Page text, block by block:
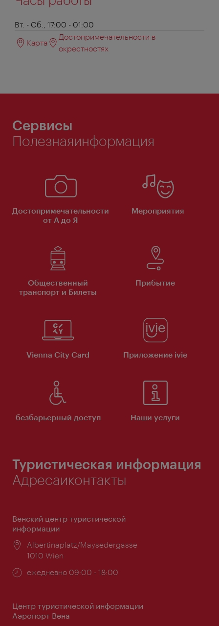
Вт. - Сб., 17:00 - 01:00
Карта
Достопримечательности в
окрестностях
Сервисы
Полезнаяинформация
Достопримечательности
от А до Я
Мероприятия
Общественный
транспорт и Билеты
Прибытие
Vienna City Card Приложение ivie
безбарьерный доступ Наши услуги
Туристическая информация
Адресаиконтакты
Венский центр туристической
информации
Расположение:
Albertinaplatz/Maysedergasse
1010 Wien
Часы
ежедневно 09:00 - 18:00
Центр туристической информации
Аэропорт Вена